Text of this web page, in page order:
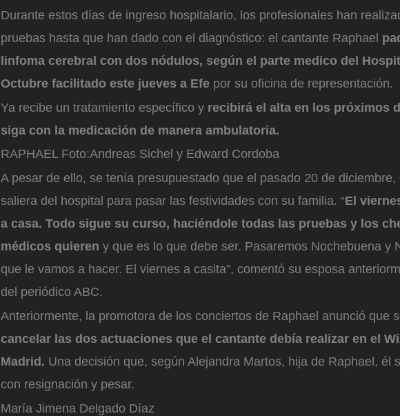
Durante estos días de ingreso hospitalario, los profesionales han
pruebas hasta que han dado con el diagnóstico: el cantante Raphael
linfoma cerebral con dos nódulos, según el parte medico del
Octubre facilitado este jueves a Efe por su oficina de representación.
Ya recibe un tratamiento específico y recibirá el alta en los próximos
siga con la medicación de manera ambulatoria.
RAPHAELFoto:Andreas Sichel y Edward Cordoba
A pesar de ello, se tenía presupuestado que el pasado 20 de diciembre,
saliera del hospital para pasar las festividades con su familia. “El
a casa. Todo sigue su curso, haciéndole todas las pruebas y los
médicos quieren y que es lo que debe ser. Pasaremos Nochebuena y
que le vamos a hacer. El viernes a casita”, comentó su esposa
del periódico ABC.
Anteriormente, la promotora de los conciertos de Raphael anunció que s
cancelar las dos actuaciones que el cantante debía realizar en el
Madrid. Una decisión que, según Alejandra Martos, hija de Raphael, él
con resignación y pesar.
María Jimena Delgado Díaz